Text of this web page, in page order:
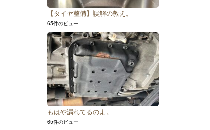
【タイヤ整備】誤解の教え。
65件のビュー
もはや漏れてるのよ。
65件のビュー